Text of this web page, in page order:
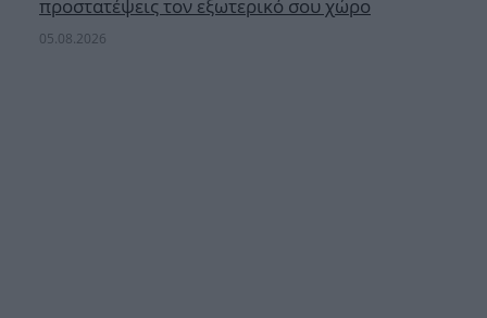
προστατέψεις τον εξωτερικό σου χώρο
05.08.2026